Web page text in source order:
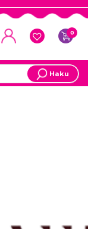
0
Haku